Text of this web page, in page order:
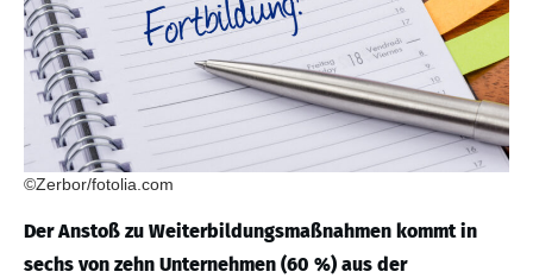
©Zerbor/fotolia.com
Der Anstoß zu Weiterbildungsmaßnahmen kommt in
sechs von zehn Unternehmen (60 %) aus der